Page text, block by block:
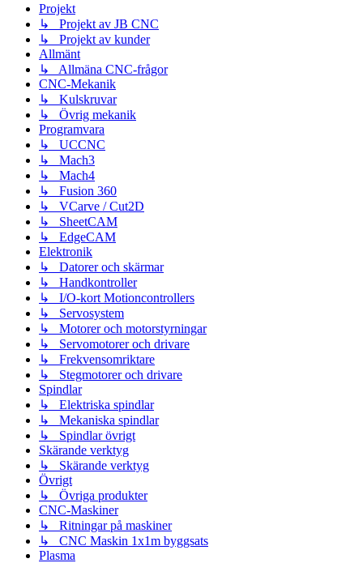
Projekt
↳ Projekt av JB CNC
↳ Projekt av kunder
Allmänt
↳ Allmäna CNC-frågor
CNC-Mekanik
↳ Kulskruvar
↳ Övrig mekanik
Programvara
↳ UCCNC
↳ Mach3
↳ Mach4
↳ Fusion 360
↳ VCarve / Cut2D
↳ SheetCAM
↳ EdgeCAM
Elektronik
↳ Datorer och skärmar
↳ Handkontroller
↳ I/O-kort Motioncontrollers
↳ Servosystem
↳ Motorer och motorstyrningar
↳ Servomotorer och drivare
↳ Frekvensomriktare
↳ Stegmotorer och drivare
Spindlar
↳ Elektriska spindlar
↳ Mekaniska spindlar
↳ Spindlar övrigt
Skärande verktyg
↳ Skärande verktyg
Övrigt
↳ Övriga produkter
CNC-Maskiner
↳ Ritningar på maskiner
↳ CNC Maskin 1x1m byggsats
Plasma